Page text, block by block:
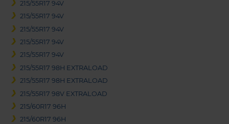
215/55R17 94V
215/55R17 94V
215/55R17 94V
215/55R17 94V
215/55R17 94V
215/55R17 98H EXTRALOAD
215/55R17 98H EXTRALOAD
215/55R17 98V EXTRALOAD
215/60R17 96H
215/60R17 96H